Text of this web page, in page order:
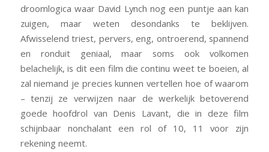
droomlogica waar David Lynch nog een puntje aan kan
zuigen, maar weten desondanks te beklijven.
Afwisselend triest, pervers, eng, ontroerend, spannend
en ronduit geniaal, maar soms ook volkomen
belachelijk, is dit een film die continu weet te boeien, al
zal niemand je precies kunnen vertellen hoe of waarom
– tenzij ze verwijzen naar de werkelijk betoverend
goede hoofdrol van Denis Lavant, die in deze film
schijnbaar nonchalant een rol of 10, 11 voor zijn
rekening neemt.